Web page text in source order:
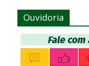
Ouvidoria